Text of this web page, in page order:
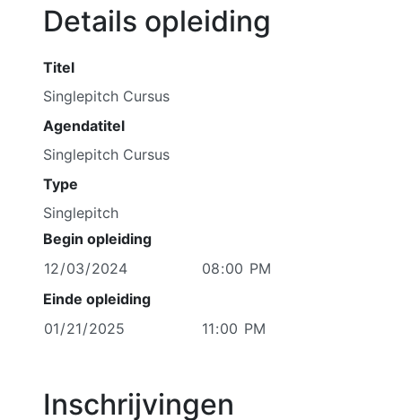
Details opleiding
Titel
Agendatitel
Type
Singlepitch
Begin opleiding
Einde opleiding
Inschrijvingen